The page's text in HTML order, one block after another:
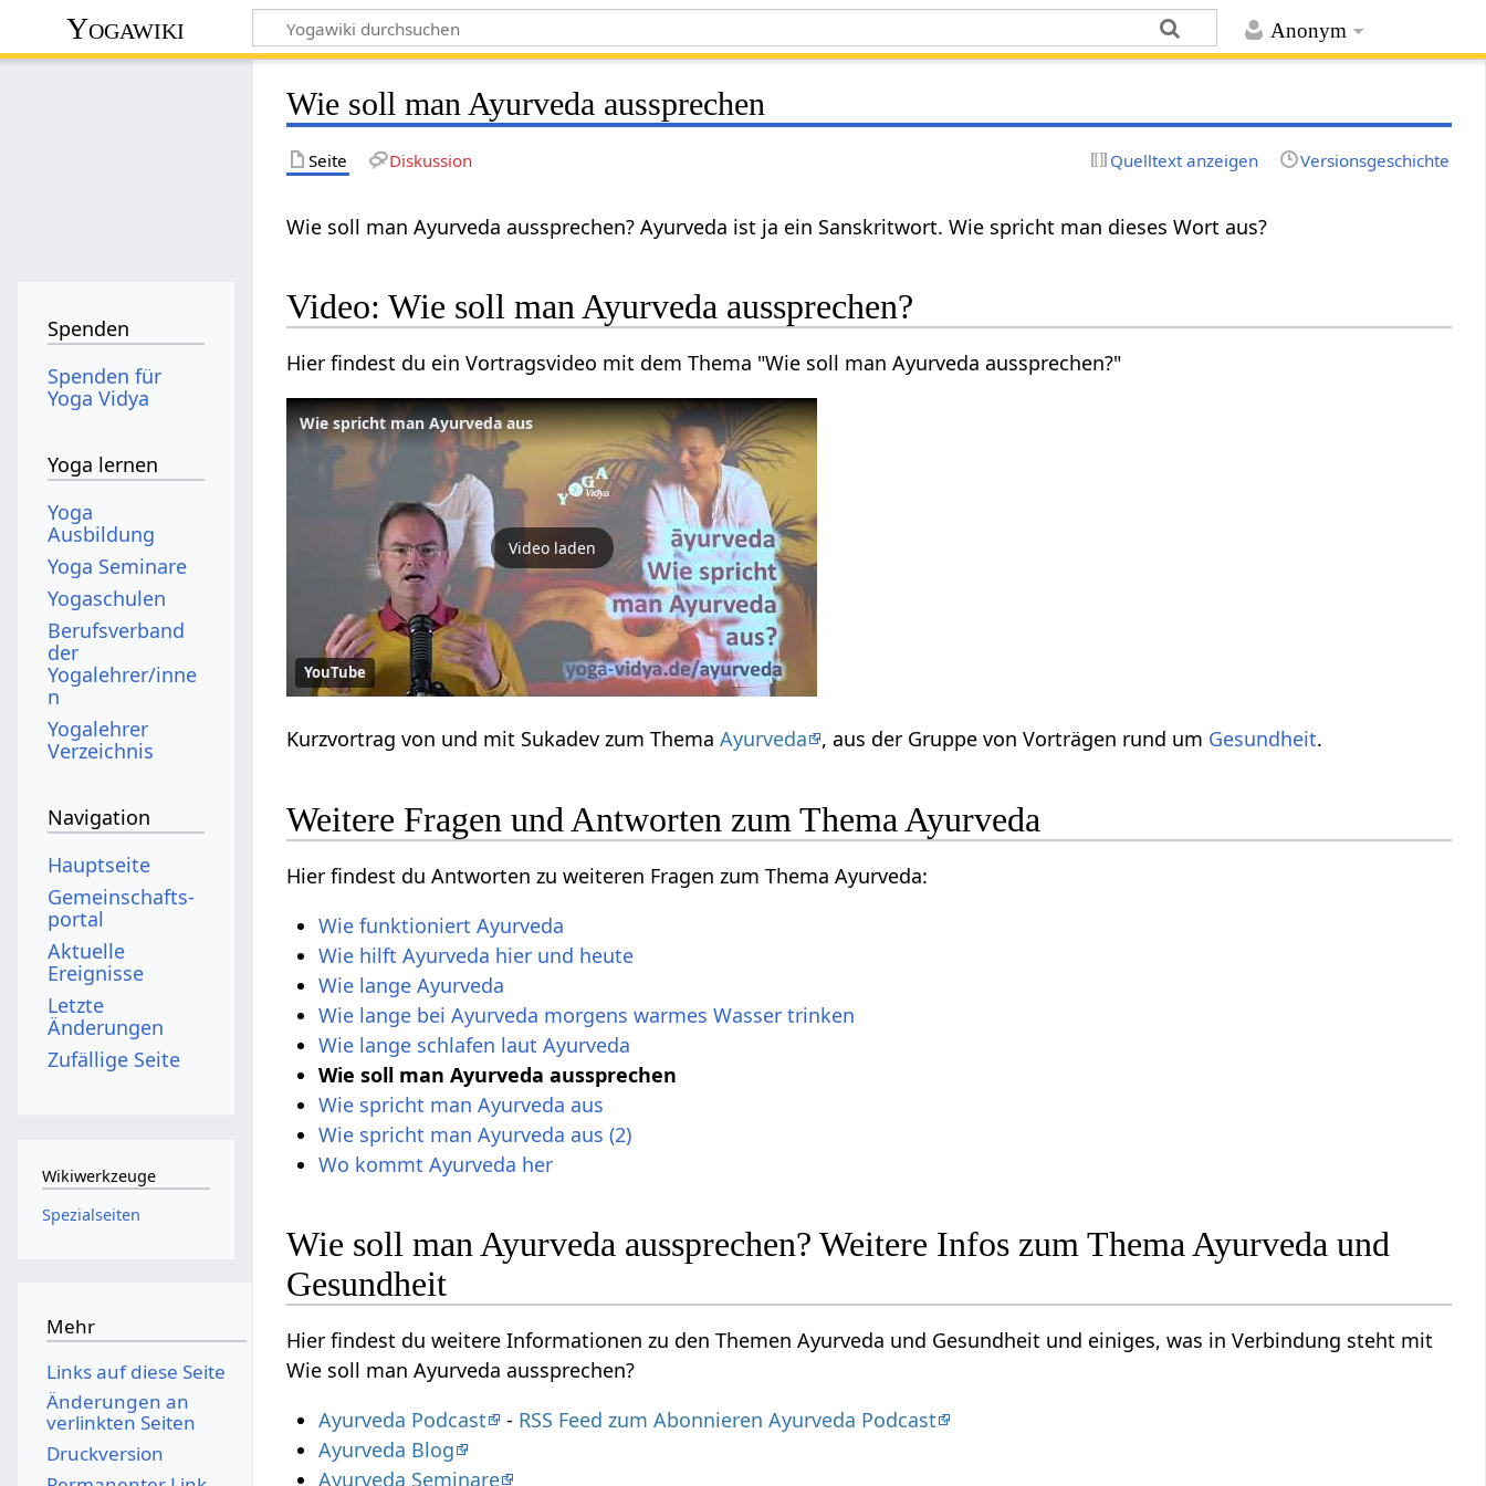
Anonym
Yogawiki
Wie soll man Ayurveda aussprechen
Seite Diskussion Quelltext anzeigen Versionsgeschichte
Wie soll man Ayurveda aussprechen? Ayurveda ist ja ein Sanskritwort. Wie spricht man dieses Wort aus?
Video: Wie soll man Ayurveda aussprechen?
Hier findest du ein Vortragsvideo mit dem Thema "Wie soll man Ayurveda aussprechen?"
Wie spricht man Ayurveda aus
Video laden
YouTube
Kurzvortrag von und mit Sukadev zum ThemaAyurveda , aus der Gruppe von Vorträgen rund um Gesundheit.
Weitere Fragen und Antworten zum Thema Ayurveda
Hier findest du Antworten zu weiteren Fragen zum Thema Ayurveda:
Wie funktioniert Ayurveda
Wie hilft Ayurveda hier und heute
Wie lange Ayurveda
Wie lange bei Ayurveda morgens warmes Wasser trinken
Wie lange schlafen laut Ayurveda
Wie soll man Ayurveda aussprechen
Wie spricht man Ayurveda aus
Wie spricht man Ayurveda aus (2)
Wo kommt Ayurveda her
Wie soll man Ayurveda aussprechen? Weitere Infos zum Thema Ayurveda und
Gesundheit
Hier findest du weitere Informationen zu den Themen Ayurveda und Gesundheit und einiges, was in Verbindung steht mit
Wie soll man Ayurveda aussprechen?
Ayurveda Podcast
- RSS Feed zum Abonnieren Ayurveda Podcast
Ayurveda Blog
Ayurveda Seminare
Spenden
Spenden für
Yoga Vidya
Yoga lernen
Yoga
Ausbildung
Yoga Seminare
Yogaschulen
Berufsverband
der
Yogalehrer/inne
n
Yogalehrer
Verzeichnis
Navigation
Hauptseite
Gemeinschafts­
portal
Aktuelle
Ereignisse
Letzte
Änderungen
Zufällige Seite
Wikiwerkzeuge
Spezialseiten
Mehr
Links auf diese Seite
Änderungen an
verlinkten Seiten
Druckversion